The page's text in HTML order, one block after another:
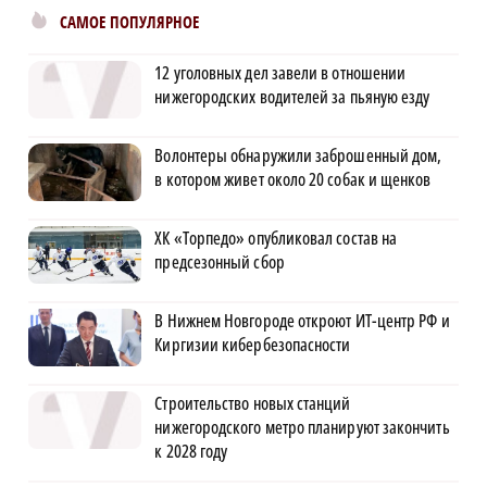
САМОЕ ПОПУЛЯРНОЕ
12 уголовных дел завели в отношении
нижегородских водителей за пьяную езду
Волонтеры обнаружили заброшенный дом,
в котором живет около 20 собак и щенков
ХК «Торпедо» опубликовал состав на
предсезонный сбор
В Нижнем Новгороде откроют ИТ-центр РФ и
Киргизии кибербезопасности
Строительство новых станций
нижегородского метро планируют закончить
к 2028 году